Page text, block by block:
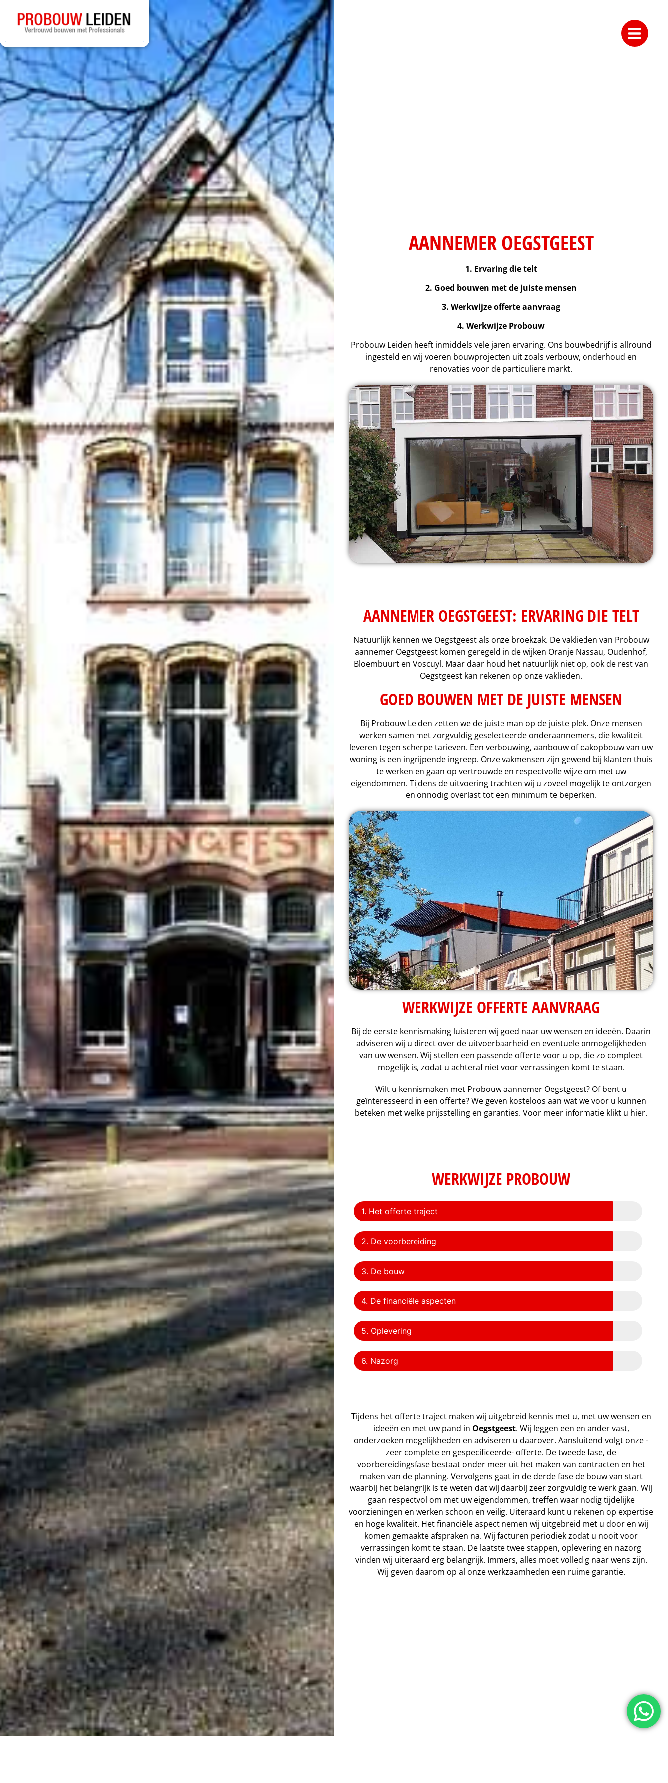
AANNEMER OEGSTGEEST
1. Ervaring die telt
2. Goed bouwen met de juiste mensen
3. Werkwijze offerte aanvraag
4. Werkwijze Probouw
Probouw Leiden heeft inmiddels vele jaren ervaring. Ons bouwbedrijf is allround
ingesteld en wij voeren bouwprojecten uit zoals verbouw, onderhoud en
renovaties voor de particuliere markt.
AANNEMER OEGSTGEEST: ERVARING DIE TELT
Natuurlijk kennen we Oegstgeest als onze broekzak. De vaklieden van Probouw
aannemer Oegstgeest komen geregeld in de wijken Oranje Nassau, Oudenhof,
Bloembuurt en Voscuyl. Maar daar houd het natuurlijk niet op, ook de rest van
Oegstgeest kan rekenen op onze vaklieden.
GOED BOUWEN MET DE JUISTE MENSEN
Bij Probouw Leiden zetten we de juiste man op de juiste plek. Onze mensen
werken samen met zorgvuldig geselecteerde onderaannemers, die kwaliteit
leveren tegen scherpe tarieven. Een verbouwing, aanbouw of dakopbouw van uw
woning is een ingrijpende ingreep. Onze vakmensen zijn gewend bij klanten thuis
te werken en gaan op vertrouwde en respectvolle wijze om met uw
eigendommen. Tijdens de uitvoering trachten wij u zoveel mogelijk te ontzorgen
en onnodig overlast tot een minimum te beperken.
WERKWIJZE OFFERTE AANVRAAG
Bij de eerste kennismaking luisteren wij goed naar uw wensen en ideeën. Daarin
adviseren wij u direct over de uitvoerbaarheid en eventuele onmogelijkheden
van uw wensen. Wij stellen een passende offerte voor u op, die zo compleet
mogelijk is, zodat u achteraf niet voor verrassingen komt te staan.
Wilt u kennismaken met Probouw aannemer Oegstgeest? Of bent u
geïnteresseerd in een offerte? We geven kosteloos aan wat we voor u kunnen
beteken met welke prijsstelling en garanties. Voor meer informatie klikt u hier.
WERKWIJZE PROBOUW
1. Het offerte traject
2. De voorbereiding
3. De bouw
4. De financiële aspecten
5. Oplevering
6. Nazorg
Tijdens het offerte traject maken wij uitgebreid kennis met u, met uw wensen en
ideeën en met uw pand in Oegstgeest. Wij leggen een en ander vast,
onderzoeken mogelijkheden en adviseren u daarover. Aansluitend volgt onze -
zeer complete en gespecificeerde- offerte. De tweede fase, de
voorbereidingsfase bestaat onder meer uit het maken van contracten en het
maken van de planning. Vervolgens gaat in de derde fase de bouw van start
waarbij het belangrijk is te weten dat wij daarbij zeer zorgvuldig te werk gaan. Wij
gaan respectvol om met uw eigendommen, treffen waar nodig tijdelijke
voorzieningen en werken schoon en veilig. Uiteraard kunt u rekenen op expertise
en hoge kwaliteit. Het financiële aspect nemen wij uitgebreid met u door en wij
komen gemaakte afspraken na. Wij facturen periodiek zodat u nooit voor
verrassingen komt te staan. De laatste twee stappen, oplevering en nazorg
vinden wij uiteraard erg belangrijk. Immers, alles moet volledig naar wens zijn.
Wij geven daarom op al onze werkzaamheden een ruime garantie.